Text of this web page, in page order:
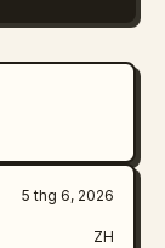
5 thg 6, 2026
ZH